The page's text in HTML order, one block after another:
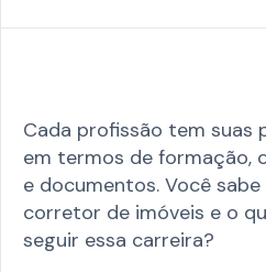
Cada profissão tem suas
em termos de formação,
e documentos. Você
corretor de imóveis e o
seguir essa carreira?